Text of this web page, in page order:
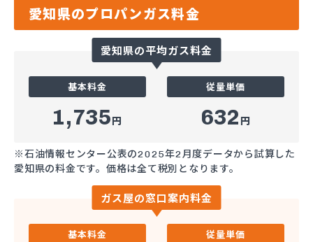
愛知県のプロパンガス料金
愛知県の平均ガス料金
基本料金
1,735円
従量単価
632 円
※石油情報センター公表の2025年2月度データから試算した
愛知県の料金です。価格は全て税別となります。
ガス屋の窓口案内料金
基本料金 従量単価